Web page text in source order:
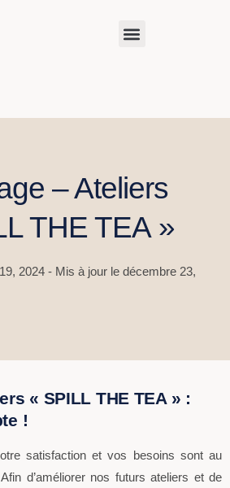
– Ateliers
THE TEA »
2024 - Mis à jour le décembre 23,
« SPILL THE TEA » :
!
satisfaction et vos besoins sont au
d’améliorer nos futurs ateliers et de